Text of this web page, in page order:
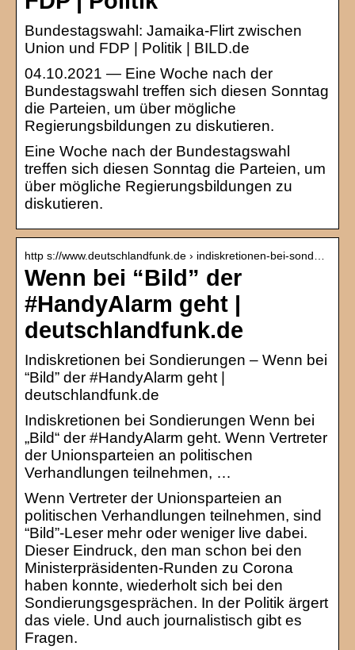
Bundestagswahl: Jamaika-Flirt zwischen
Union und FDP | Politik | BILD.de
04.10.2021 — Eine Woche nach der
Bundestagswahl treffen sich diesen Sonntag
die Parteien, um über mögliche
Regierungsbildungen zu diskutieren.
Eine Woche nach der Bundestagswahl
treffen sich diesen Sonntag die Parteien, um
über mögliche Regierungsbildungen zu
diskutieren.
http s://www.deutschlandfunk.de › indiskretionen-bei-sond…
Wenn bei “Bild” der
#HandyAlarm geht |
deutschlandfunk.de
Indiskretionen bei Sondierungen – Wenn bei
“Bild” der #HandyAlarm geht |
deutschlandfunk.de
Indiskretionen bei Sondierungen Wenn bei
„Bild“ der #HandyAlarm geht. Wenn Vertreter
der Unionsparteien an politischen
Verhandlungen teilnehmen, …
Wenn Vertreter der Unionsparteien an
politischen Verhandlungen teilnehmen, sind
“Bild”-Leser mehr oder weniger live dabei.
Dieser Eindruck, den man schon bei den
Ministerpräsidenten-Runden zu Corona
haben konnte, wiederholt sich bei den
Sondierungsgesprächen. In der Politik ärgert
das viele. Und auch journalistisch gibt es
Fragen.